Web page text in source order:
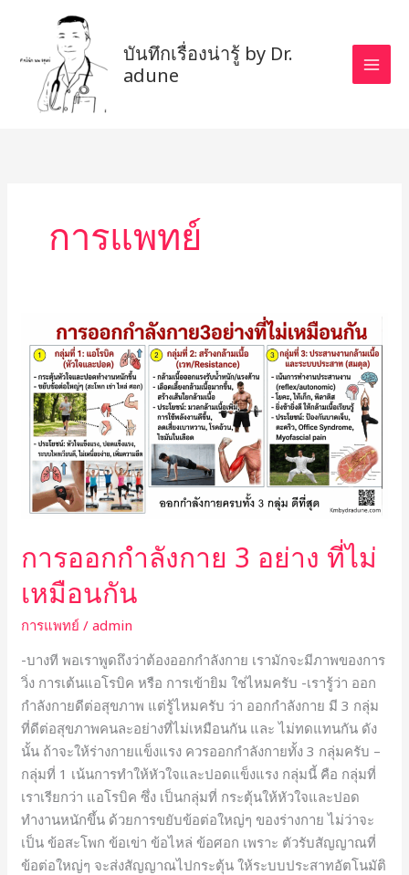
content
บันทึกเรื่องน่ารู้ by Dr.
adune
การแพทย์
การออกกำลังกาย 3 อย่าง ที่ไม่
เหมือนกัน
การแพทย์ /admin
-บางที พอเราพูดถึงว่าต้องออกกำลังกาย เรามักจะมีภาพของการ
วิ่ง การเต้นแอโรบิค หรือ การเข้ายิม ใช่ไหมครับ -เรารู้ว่า ออก
กำลังกายดีต่อสุขภาพ แต่รู้ไหมครับ ว่า ออกกำลังกาย มี 3 กลุ่ม
ที่ดีต่อสุขภาพคนละอย่างที่ไม่เหมือนกัน และ ไม่ทดแทนกัน ดัง
นั้น ถ้าจะให้ร่างกายแข็งแรง ควรออกกำลังกายทั้ง 3 กลุ่มครับ –
กลุ่มที่ 1 เน้นการทำให้หัวใจและปอดแข็งแรง กลุ่มนี้ คือ กลุ่มที่
เราเรียกว่า แอโรบิค ซึ่ง เป็นกลุ่มที่ กระตุ้นให้หัวใจและปอด
ทำงานหนักขึ้น ด้วยการขยับข้อต่อใหญ่ๆ ของร่างกาย ไม่ว่าจะ
เป็น ข้อสะโพก ข้อเข่า ข้อไหล่ ข้อศอก เพราะ ตัวรับสัญญาณที่
ข้อต่อใหญ่ๆ จะส่งสัญญาณไปกระตุ้น ให้ระบบประสาทอัตโนมัติ
ออก
กำลัง
กาย
อย่าง
ไม่
เหมือน